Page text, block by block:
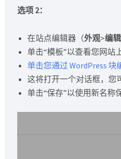
选项 2：
在站点编辑器（外观>编
单击“模板”以查看您网站
单击您通过 WordPress 块
这将打开一个对话框，您
单击“保存”以使用新名称